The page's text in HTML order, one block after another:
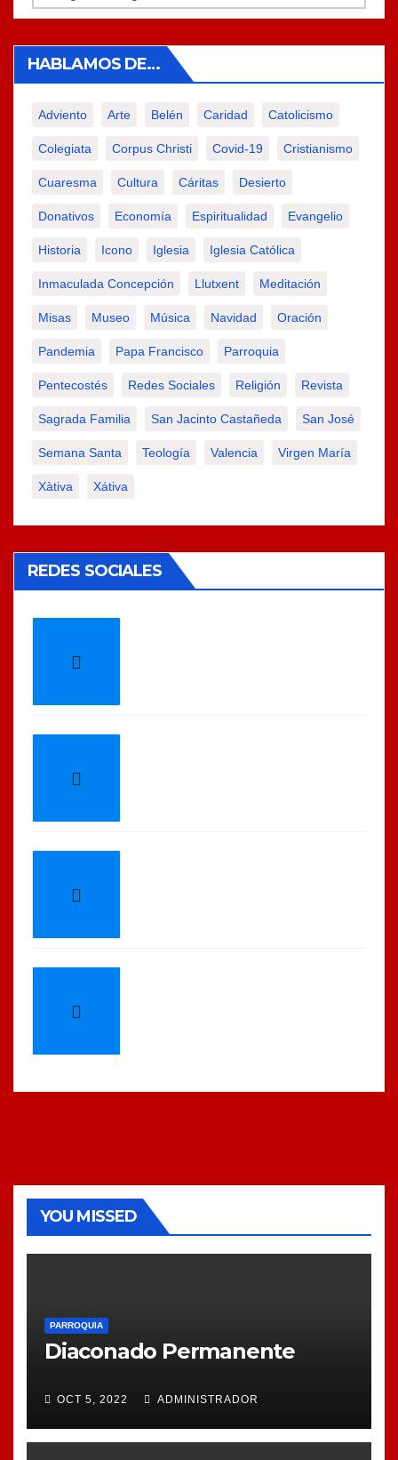
HABLAMOS DE…
Adviento Arte Belén Caridad Catolicismo
Colegiata Corpus Christi Covid-19 Cristianismo
Cuaresma Cultura Cáritas Desierto
Donativos Economía Espiritualidad Evangelio
Historia Icono Iglesia Iglesia Católica
Inmaculada Concepción Llutxent Meditación
Misas Museo Música Navidad Oración
Pandemia Papa Francisco Parroquia
Pentecostés Redes Sociales Religión Revista
Sagrada Familia San Jacinto Castañeda San José
Semana Santa Teología Valencia Virgen María
Xàtiva Xátiva
REDES SOCIALES
YOU MISSED
PARROQUIA
Diaconado Permanente
OCT 5, 2022 ADMINISTRADOR